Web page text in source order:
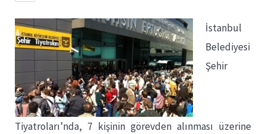
İstanbul
Belediyesi
Şehir
Tiyatroları’nda, 7 kişinin görevden alınması üzerine